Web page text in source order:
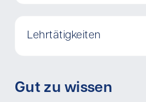
Lehrtätigkeiten
Gut zu wissen